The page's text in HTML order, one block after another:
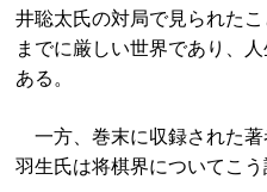
井聡太氏の対局で見られた
までに厳しい世界であり、
ある。
一方、巻末に収録された著
羽生氏は将棋界についてこう